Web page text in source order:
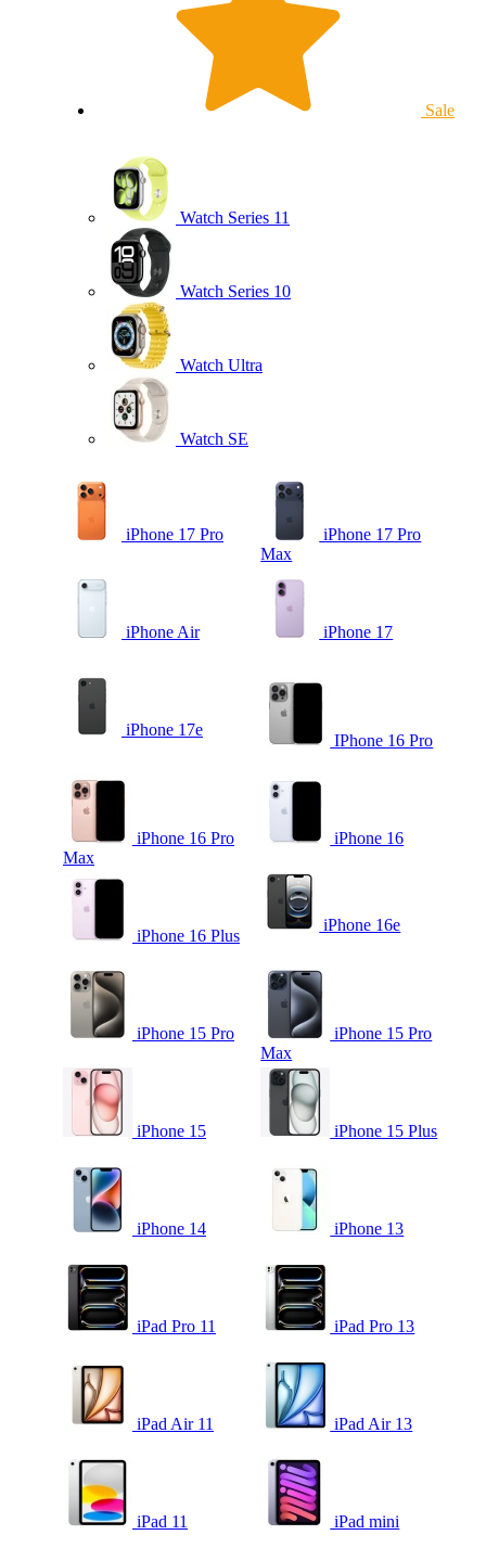
Sale
Watch Series 11
Watch Series 10
Watch Ultra
Watch SE
iPhone 17 Pro
iPhone 17 Pro
Max
iPhone Air iPhone 17
iPhone 17e
IPhone 16 Pro
iPhone 16 Pro
Max
iPhone 16
iPhone 16 Plus
iPhone 16e
iPhone 15 Pro
iPhone 15 Pro
Max
iPhone 15 iPhone 15 Plus
iPhone 14 iPhone 13
iPad Pro 11 iPad Pro 13
iPad Air 11 iPad Air 13
iPad 11 iPad mini